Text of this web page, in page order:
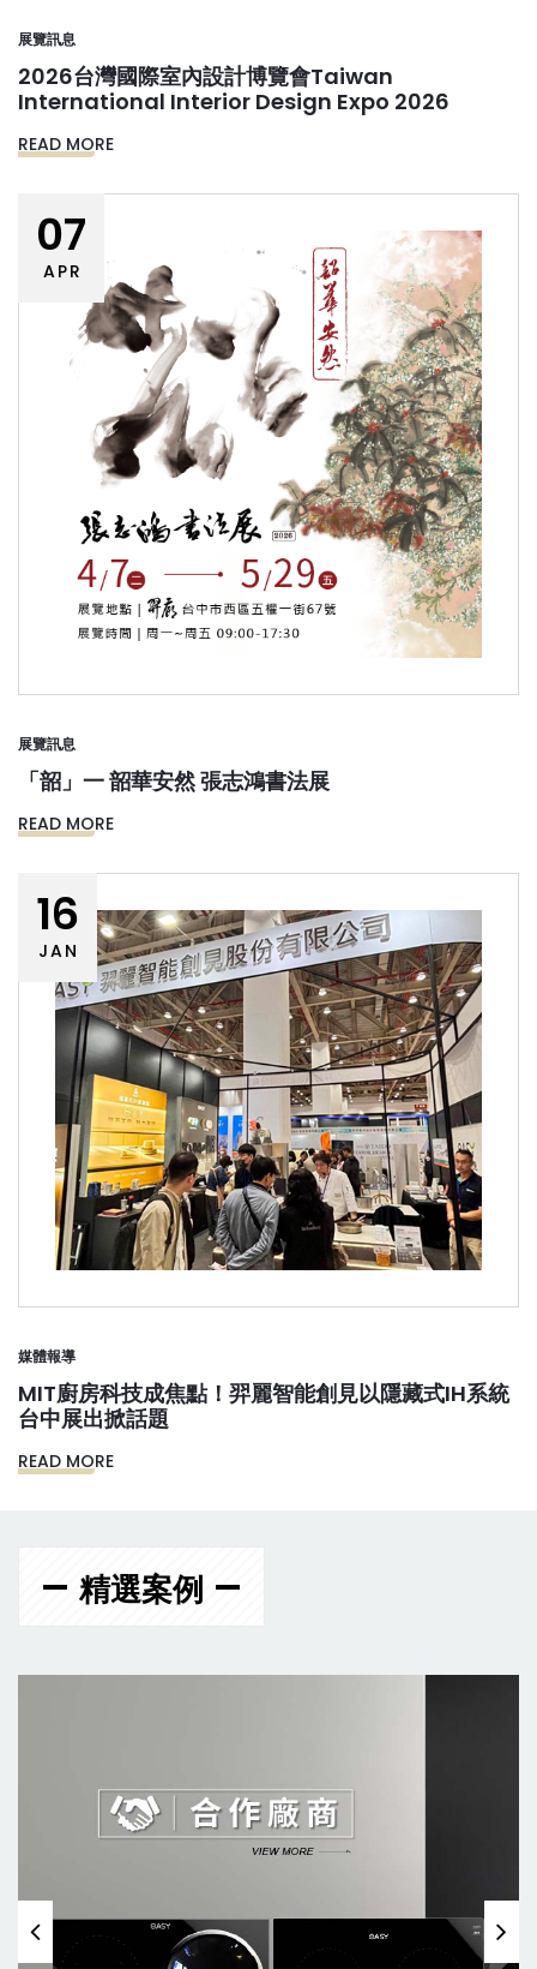
展覽訊息
2026台灣國際室內設計博覽會Taiwan
International Interior Design Expo 2026
READ MORE
07
APR
展覽訊息
「韶」一 韶華安然 張志鴻書法展
READ MORE
16
JAN
媒體報導
MIT廚房科技成焦點！羿麗智能創見以隱藏式IH系統
台中展出掀話題
READ MORE
精選案例